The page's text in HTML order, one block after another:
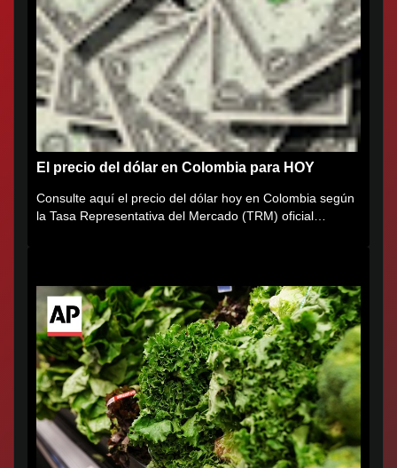
El precio del dólar en Colombia para HOY
Consulte aquí el precio del dólar hoy en Colombia según
la Tasa Representativa del Mercado (TRM) oficial